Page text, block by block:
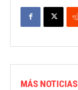
MÁS NOTICIAS